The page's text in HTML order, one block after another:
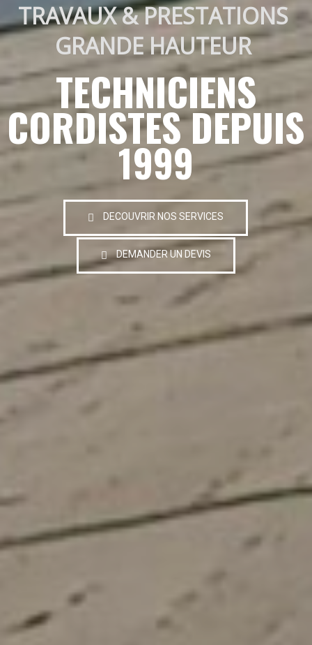
TRAVAUX & PRESTATIONS
GRANDE HAUTEUR
TECHNICIENS
CORDISTES DEPUIS
1999
DECOUVRIR NOS SERVICES
DEMANDER UN DEVIS